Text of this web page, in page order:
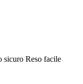
sicuro Reso facile